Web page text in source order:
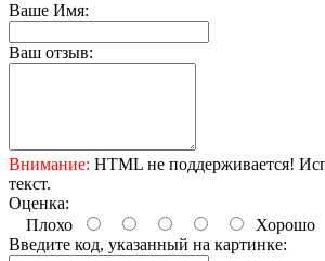
Ваше Имя:
Ваш отзыв:
Внимание: HTML не поддерживается!
текст.
Оценка:
Плохо
Хорошо
Введите код, указанный на картинке: